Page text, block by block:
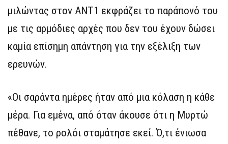
μιλώντας στον ΑΝΤ1 εκφράζει το παράπονό του
με τις αρμόδιες αρχές που δεν του έχουν δώσει
καμία επίσημη απάντηση για την εξέλιξη των
ερευνών.
«Οι σαράντα ημέρες ήταν από μια κόλαση η κάθε
μέρα. Για εμένα, από όταν άκουσε ότι η Μυρτώ
πέθανε, το ρολόι σταμάτησε εκεί. Ό,τι ένιωσα